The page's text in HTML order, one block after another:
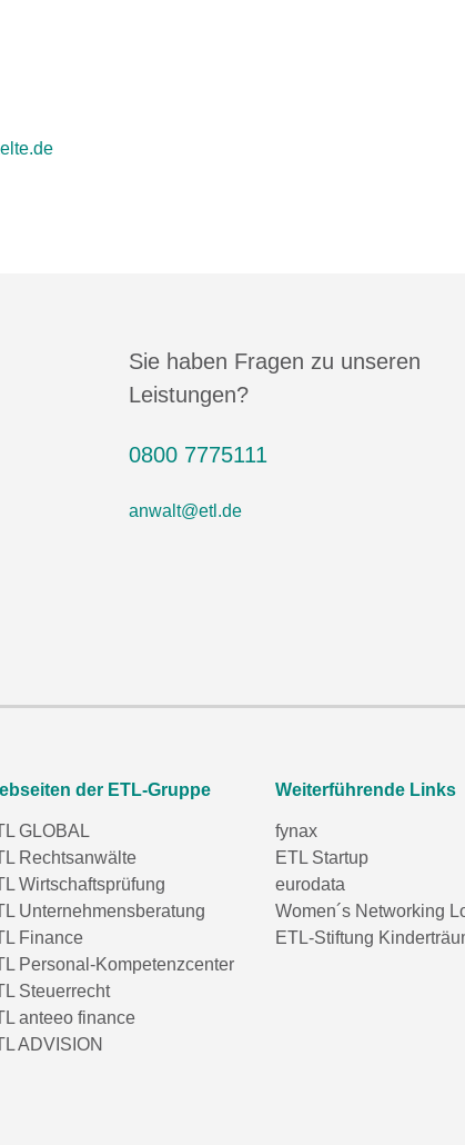
Sie haben Fragen zu unseren
Leistungen?
0800 7775111
anwalt@etl.de
der ETL-Gruppe
GLOBAL
Rechtsanwälte
Wirtschaftsprüfung
Unternehmensberatung
Finance
Personal-Kompetenzcenter
Steuerrecht
anteeo finance
ADVISION
Weiterführende Links
fynax
ETL Startup
eurodata
Women´s Networking
ETL-Stiftung